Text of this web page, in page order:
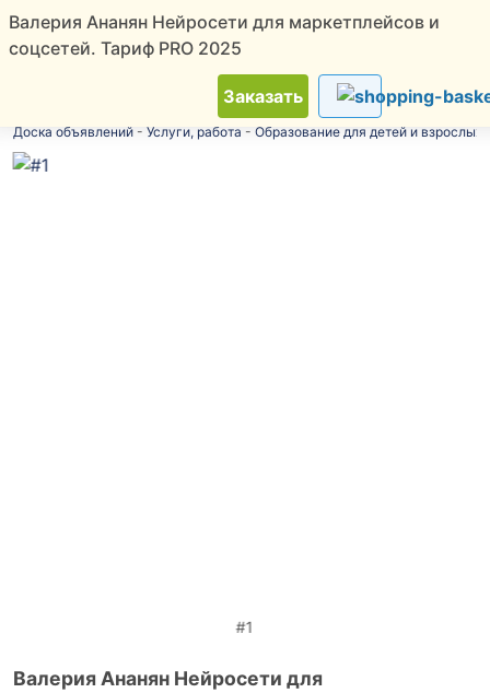
Советчица
Доска объявлений - Услуги, работа - Образование для детей и взрослых
#1
Валерия Ананян Нейросети для
Валерия Ананян Нейросети для маркетплейсов и
соцсетей. Тариф PRO 2025
Заказать